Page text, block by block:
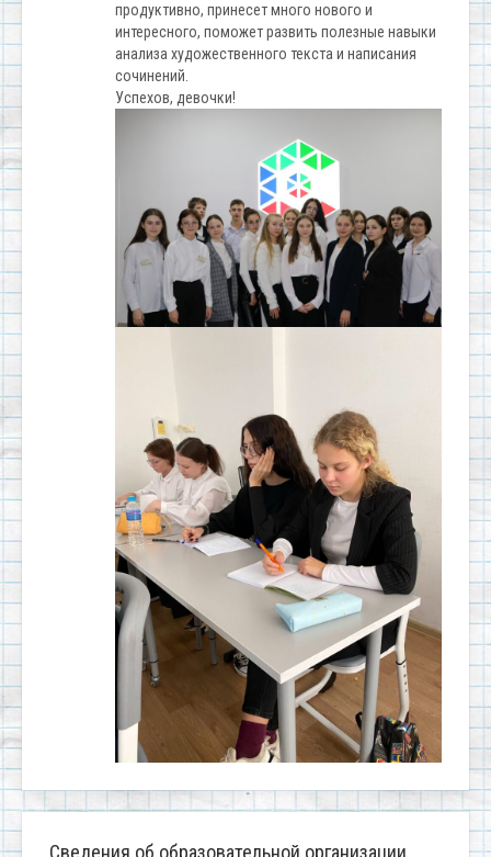
продуктивно, принесет много нового и
интересного, поможет развить полезные навыки
анализа художественного текста и написания
сочинений.
Успехов, девочки!
Сведения об образовательной организации